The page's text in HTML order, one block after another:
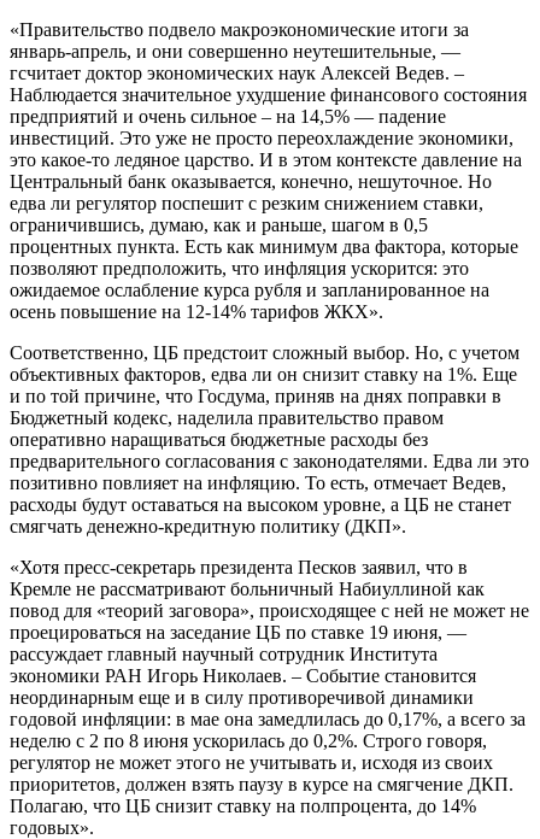
«Правительство подвело макроэкономические итоги за
январь-апрель, и они совершенно неутешительные, —
гсчитает доктор экономических наук Алексей Ведев. –
Наблюдается значительное ухудшение финансового состояния
предприятий и очень сильное – на 14,5% — падение
инвестиций. Это уже не просто переохлаждение экономики,
это какое-то ледяное царство. И в этом контексте давление на
Центральный банк оказывается, конечно, нешуточное. Но
едва ли регулятор поспешит с резким снижением ставки,
ограничившись, думаю, как и раньше, шагом в 0,5
процентных пункта. Есть как минимум два фактора, которые
позволяют предположить, что инфляция ускорится: это
ожидаемое ослабление курса рубля и запланированное на
осень повышение на 12-14% тарифов ЖКХ».
Соответственно, ЦБ предстоит сложный выбор. Но, с учетом
объективных факторов, едва ли он снизит ставку на 1%. Еще
и по той причине, что Госдума, приняв на днях поправки в
Бюджетный кодекс, наделила правительство правом
оперативно наращиваться бюджетные расходы без
предварительного согласования с законодателями. Едва ли это
позитивно повлияет на инфляцию. То есть, отмечает Ведев,
расходы будут оставаться на высоком уровне, а ЦБ не станет
смягчать денежно-кредитную политику (ДКП».
«Хотя пресс-секретарь президента Песков заявил, что в
Кремле не рассматривают больничный Набиуллиной как
повод для «теорий заговора», происходящее с ней не может не
проецироваться на заседание ЦБ по ставке 19 июня, —
рассуждает главный научный сотрудник Института
экономики РАН Игорь Николаев. – Событие становится
неординарным еще и в силу противоречивой динамики
годовой инфляции: в мае она замедлилась до 0,17%, а всего за
неделю с 2 по 8 июня ускорилась до 0,2%. Строго говоря,
регулятор не может этого не учитывать и, исходя из своих
приоритетов, должен взять паузу в курсе на смягчение ДКП.
Полагаю, что ЦБ снизит ставку на полпроцента, до 14%
годовых».